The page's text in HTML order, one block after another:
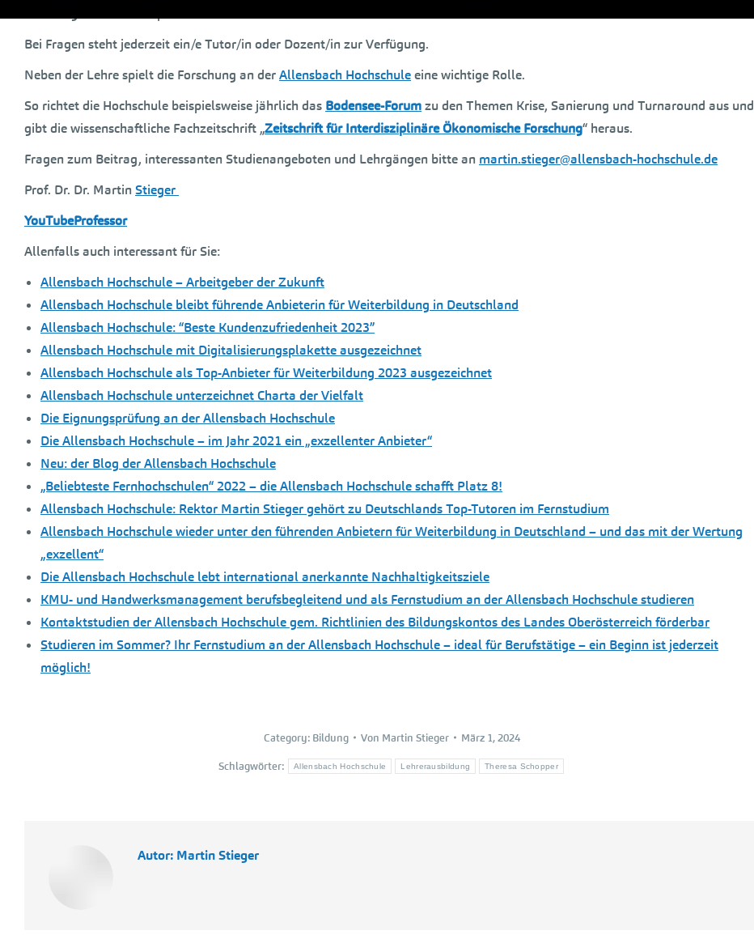
Bei Fragen steht jederzeit ein/e Tutor/in oder Dozent/in zur Verfügung.
Neben der Lehre spielt die Forschung an derAllensbach Hochschuleeine wichtige Rolle.
So richtet die Hochschule beispielsweise jährlich das Bodensee-Forumzu den Themen Krise, Sanierung und Turnaround aus und
gibt die wissenschaftliche Fachzeitschrift „Zeitschrift für Interdisziplinäre Ökonomische Forschung“ heraus.
Fragen zum Beitrag, interessanten Studienangeboten und Lehrgängen bitte an martin.stieger@allensbach-hochschule.de
Prof. Dr. Dr. Martin Stieger
YouTubeProfessor
Allenfalls auch interessant für Sie:
Allensbach Hochschule – Arbeitgeber der Zukunft
Allensbach Hochschule bleibt führende Anbieterin für Weiterbildung in Deutschland
Allensbach Hochschule: “Beste Kundenzufriedenheit 2023”
Allensbach Hochschule mit Digitalisierungsplakette ausgezeichnet
Allensbach Hochschule als Top-Anbieter für Weiterbildung 2023 ausgezeichnet
Allensbach Hochschule unterzeichnet Charta der Vielfalt
Die Eignungsprüfung an der Allensbach Hochschule
Die Allensbach Hochschule – im Jahr 2021 ein „exzellenter Anbieter“
Neu: der Blog der Allensbach Hochschule
„Beliebteste Fernhochschulen“ 2022 – die Allensbach Hochschule schafft Platz 8!
Allensbach Hochschule: Rektor Martin Stieger gehört zu Deutschlands Top-Tutoren im Fernstudium
Allensbach Hochschule wieder unter den führenden Anbietern für Weiterbildung in Deutschland – und das mit der Wertung
„exzellent“
Die Allensbach Hochschule lebt international anerkannte Nachhaltigkeitsziele
KMU- und Handwerksmanagement berufsbegleitend und als Fernstudium an der Allensbach Hochschule studieren
Kontaktstudien der Allensbach Hochschule gem. Richtlinien des Bildungskontos des Landes Oberösterreich förderbar
Studieren im Sommer? Ihr Fernstudium an der Allensbach Hochschule – ideal für Berufstätige – ein Beginn ist jederzeit
möglich!
Category: Bildung Von Martin Stieger März 1, 2024
Schlagwörter: Allensbach Hochschule Lehrerausbildung Theresa Schopper
Autor: Martin Stieger